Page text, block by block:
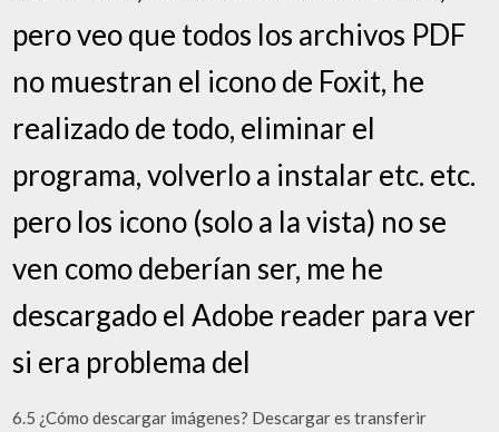
pero veo que todos los archivos PDF
no muestran el icono de Foxit, he
realizado de todo, eliminar el
programa, volverlo a instalar etc. etc.
pero los icono (solo a la vista) no se
ven como deberían ser, me he
descargado el Adobe reader para ver
si era problema del
6.5 ¿Cómo descargar imágenes? Descargar es transferir